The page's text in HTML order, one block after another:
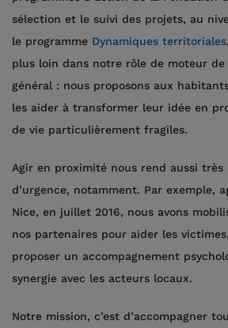
sélection et le suivi des projets, au
le programme Dynamiques territoriales
plus loin dans notre rôle de moteur de
général : nous proposons aux
les aider à transformer leur idée en
de vie particulièrement fragiles.
Agir en proximité nous rend aussi très
d’urgence, notamment. Par exemple,
Nice, en juillet 2016, nous avons
nos partenaires pour aider les
proposer un accompagnement
synergie avec les acteurs locaux.
Notre mission, c’est d’accompagner